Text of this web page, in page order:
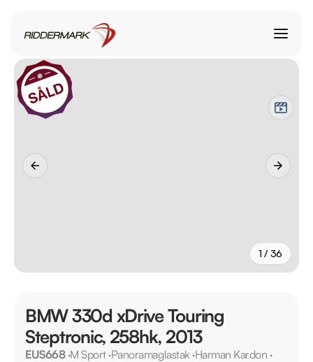
1 / 36
BMW 330d xDrive Touring
Steptronic, 258hk, 2013
EUS668·M Sport·Panoramaglastak·Harman Kardon ·